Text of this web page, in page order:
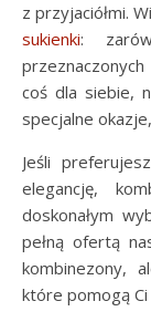
z przyjaciółmi.
sukienki:
coś dla siebie,
specjalne
Jeśli
elegancję,
doskonałym
pełną ofertą
kombinezony,
które pomogą